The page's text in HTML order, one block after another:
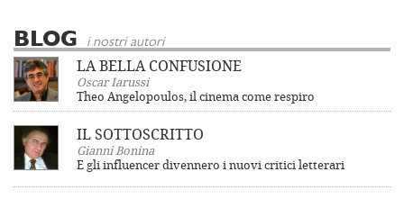
BLOG i nostri autori
LA BELLA CONFUSIONE
Oscar Iarussi
Theo Angelopoulos, il cinema come respiro
IL SOTTOSCRITTO
Gianni Bonina
E gli influencer divennero i nuovi critici letterari